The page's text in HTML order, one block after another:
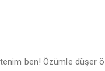
ben! Özümle düşer